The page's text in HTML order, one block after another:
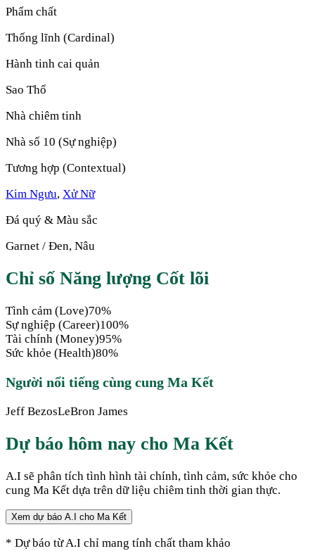
Phẩm chất
Thống lĩnh (Cardinal)
Hành tinh cai quản
Sao Thổ
Nhà chiêm tinh
Nhà số 10 (Sự nghiệp)
Tương hợp (Contextual)
Kim Ngưu, Xử Nữ
Đá quý & Màu sắc
Garnet / Đen, Nâu
Chỉ số Năng lượng Cốt lõi
Tình cảm (Love)70%
Sự nghiệp (Career)100%
Tài chính (Money)95%
Sức khỏe (Health)80%
Người nổi tiếng cùng cung Ma Kết
Jeff BezosLeBron James
Dự báo hôm nay cho Ma Kết
A.I sẽ phân tích tình hình tài chính, tình cảm, sức khỏe cho
cung Ma Kết dựa trên dữ liệu chiêm tinh thời gian thực.
Xem dự báo A.I cho Ma Kết
* Dự báo từ A.I chỉ mang tính chất tham khảo